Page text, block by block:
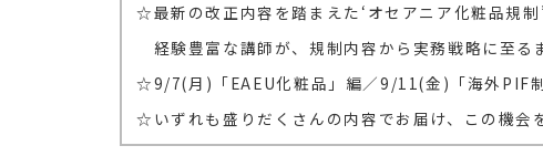
☆最新の改正内容を踏まえた‘オセアニア化粧品規制
経験豊富な講師が、規制内容から実務戦略に至る
☆9/7(月)「EAEU化粧品」編／9/11(金)「海外PIF制
☆いずれも盛りだくさんの内容でお届け、この機会